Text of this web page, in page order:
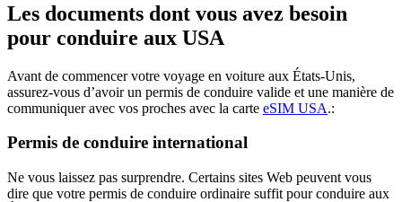
Les documents dont vous avez besoin
pour conduire aux USA
Avant de commencer votre voyage en voiture aux États-Unis,
assurez-vous d’avoir un permis de conduire valide et une manière de
communiquer avec vos proches avec la carte eSIM USA.:
Permis de conduire international
Ne vous laissez pas surprendre. Certains sites Web peuvent vous
dire que votre permis de conduire ordinaire suffit pour conduire aux